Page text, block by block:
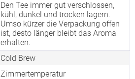
Den Tee immer gut verschlossen,
kühl, dunkel und trocken lagern.
Umso kürzer die Verpackung offen
ist, desto länger bleibt das Aroma
erhalten.
Cold Brew
Zimmertemperatur